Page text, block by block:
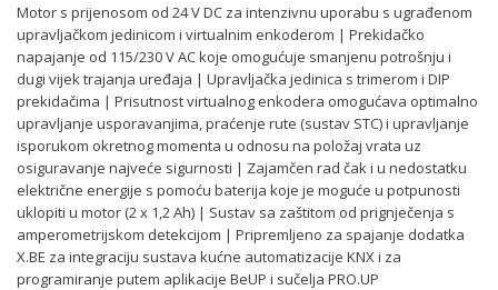
Motor s prijenosom od 24 V DC za intenzivnu uporabu s ugrađenom
upravljačkom jedinicom i virtualnim enkoderom | Prekidačko
napajanje od 115/230 V AC koje omogućuje smanjenu potrošnju i
dugi vijek trajanja uređaja | Upravljačka jedinica s trimerom i DIP
prekidačima | Prisutnost virtualnog enkodera omogućava optimalno
upravljanje usporavanjima, praćenje rute (sustav STC) i upravljanje
isporukom okretnog momenta u odnosu na položaj vrata uz
osiguravanje najveće sigurnosti | Zajamčen rad čak i u nedostatku
električne energije s pomoću baterija koje je moguće u potpunosti
uklopiti u motor (2 x 1,2 Ah) | Sustav sa zaštitom od prignječenja s
amperometrijskom detekcijom | Pripremljeno za spajanje dodatka
X.BE za integraciju sustava kućne automatizacije KNX i za
programiranje putem aplikacije BeUP i sučelja PRO.UP